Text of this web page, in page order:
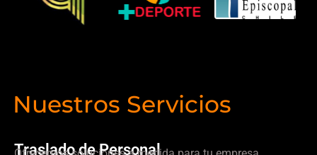
Nuestros Servicios
Traslado de Personal